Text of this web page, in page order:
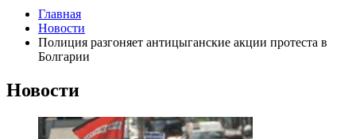
Главная
Новости
Полиция разгоняет антицыганские акции протеста в
Болгарии
Новости